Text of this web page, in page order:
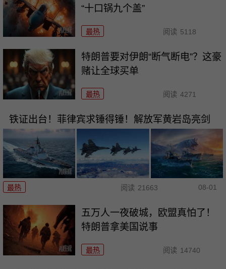
“十口锅九个盖”
最热 阅读 5118
特朗普要对伊朗“断气断电”？这豪
赌让全球买单
最热 阅读 4271
铁证出台！菲律宾求锤得锤！解放军黄岩岛亮剑
最热 阅读 21663 08-01
五万人一夜破城，欧盟真怕了！
特朗普拿美国说事
最热 阅读 14740